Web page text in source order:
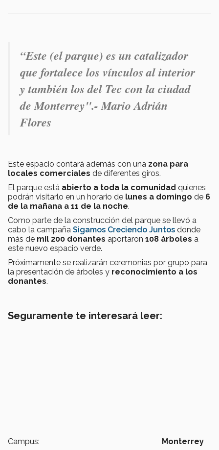
“Este (el parque) es un catalizador
que fortalece los vínculos al interior
y también los del Tec con la ciudad
de Monterrey".- Mario Adrián
Flores
Este espacio contará además con una zona para
locales comerciales de diferentes giros.
El parque está abierto a toda la comunidad quienes
podrán visitarlo en un horario de lunes a domingo de 6
de la mañana a 11 de la noche.
Como parte de la construcción del parque se llevó a
cabo la campaña Sigamos Creciendo Juntos donde
más de mil 200 donantes aportaron 108 árboles a
este nuevo espacio verde.
Próximamente se realizarán ceremonias por grupo para
la presentación de árboles y reconocimiento a los
donantes.
Seguramente te interesará leer:
Campus: Monterrey